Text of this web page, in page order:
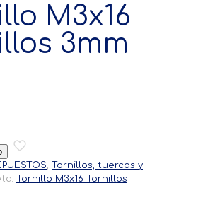
M3x16
3mm
,
Tornillos, tuercas y
Tornillo M3x16 Tornillos